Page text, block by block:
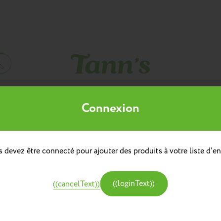
Sacs à dos repas
Mes listes d'envies
((title))
((label))
Connexion
devez être connecté pour ajouter des produits à votre liste
((cancelText)) ((loginText))